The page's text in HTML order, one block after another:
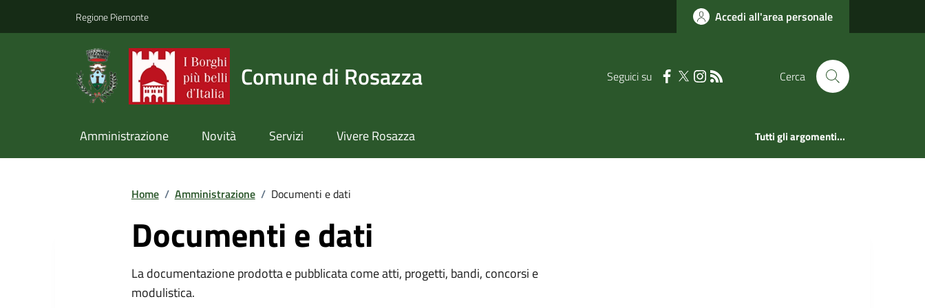
Regione Piemonte Accedi all'area personale
Comune di Rosazza Seguici su Cerca
Amministrazione Novità Servizi Vivere Rosazza Tutti gli argomenti...
Home / Amministrazione / Documenti e dati
Documenti e dati
La documentazione prodotta e pubblicata come atti, progetti, bandi, concorsi e
modulistica.